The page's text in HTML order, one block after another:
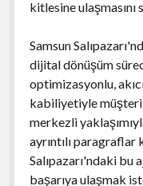
kitlesine
Samsun
dijital dönüşüm
optimizasyonlu,
kabiliyetiyle
merkezli
ayrıntılı paragraflar
Salıpazarı'ndaki bu
başarıya ulaşmak